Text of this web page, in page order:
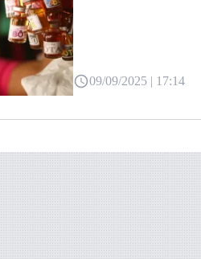
09/09/2025 | 17:14